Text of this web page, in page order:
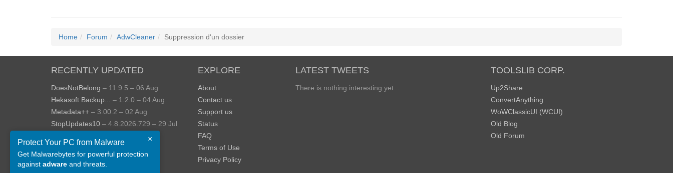
Home Forum AdwCleaner Suppression d'un dossier
RECENTLY UPDATED
DoesNotBelong – 11.9.5 – 06 Aug
Hekasoft Backup...
– 1.2.0 – 04 Aug
Metadata++ – 3.00.2 – 02 Aug
StopUpdates10 – 4.8.2026.729 – 29 Jul
– 1.4.0.414 – 24 Jul
JOPDF – 2.3.0.5 – 20 Jul
View more »
EXPLORE
About
Contact us
Support us
Status
FAQ
Terms of Use
Privacy Policy
LATEST TWEETS
There is nothing interesting yet...
TOOLSLIB CORP.
Up2Share
ConvertAnything
WoWClassicUI (WCUI)
Old Blog
Old Forum
×
Protect Your PC from Malware
Get Malwarebytes for powerful protection
against adware and threats.